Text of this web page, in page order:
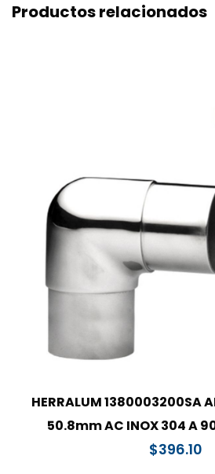
Productos relacionados
HERRALUM 1380003200SA
50.8mm AC INOX 304 A
$396.10